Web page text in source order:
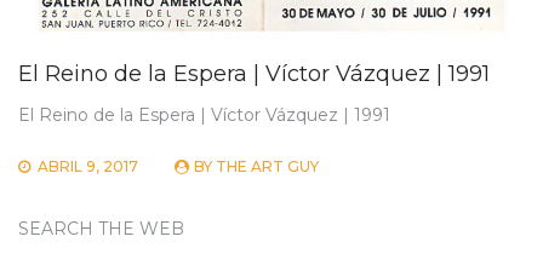
El Reino de la Espera | Víctor Vázquez | 1991
El Reino de la Espera | Víctor Vázquez | 1991
ABRIL 9, 2017 BY THE ART GUY
SEARCH THE WEB